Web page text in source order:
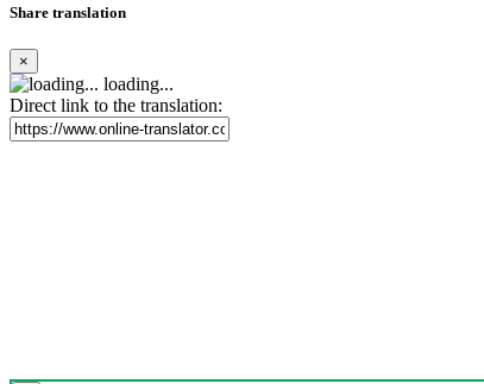
Share translation
×
loading...
Direct link to the translation: